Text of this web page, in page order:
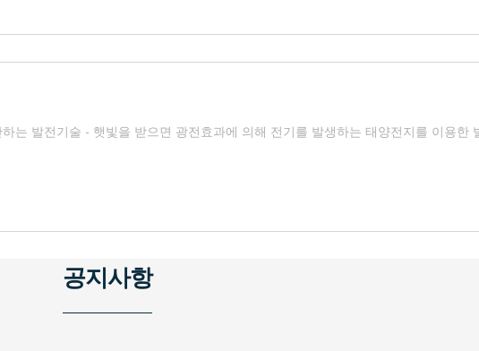
는 발전기술 - 햇빛을 받으면 광전효과에 의해 전기를 발생하는 태양전지를 이용한
공지사항